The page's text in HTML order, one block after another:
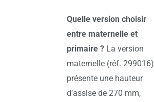
Quelle version choisir
entre maternelle et
primaire ? La version
maternelle (réf. 299016)
présente une hauteur
d’assise de 270 mm,